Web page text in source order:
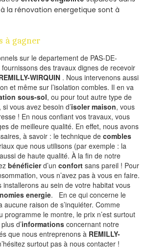
la rénovation energetique sont à
à gagner
sur le departement de PAS-DE-
des travaux dignes de recevoir
WIRQUIN . Nous intervenons aussi
et même sur l’isolation combles. Il en va
sous-sol, ou pour tout autre type de
si vous avez besoin d’isoler maison, vous
! En nous confiant vos travaux, vous
de meilleure qualité. En effet, nous avons
à savoir : le technique de combles
que nous utilisons (par exemple : la
de haute qualité. À la fin de notre
bénéficierd’un confort sans pareil ! Pour
vous n’avez pas à vous en faire.
installerons au sein de votre habitat vous
energie. En ce qui concerne le
aucune raison de s’inquiéter. Comme
programme le montre, le prix n’est surtout
d’informations concernant notre
que nous entreprenons à REMILLY-
surtout pas à nous contacter !